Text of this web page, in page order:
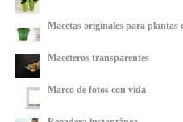
Macetas originales para plantas
Maceteros transparentes
Marco de fotos con vida